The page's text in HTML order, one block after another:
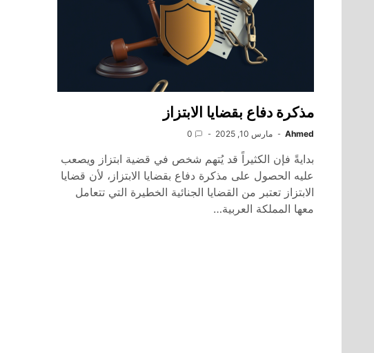
مذكرة دفاع بقضايا الابتزاز
Ahmed مارس 10, 2025 0
بدايةً فإن الكثيراً قد يُتهم شخص في قضية ابتزاز ويصعب
عليه الحصول على مذكرة دفاع بقضايا الابتزاز، لأن قضايا
الابتزاز تعتبر من القضايا الجنائية الخطيرة التي تتعامل
معها المملكة العربية…